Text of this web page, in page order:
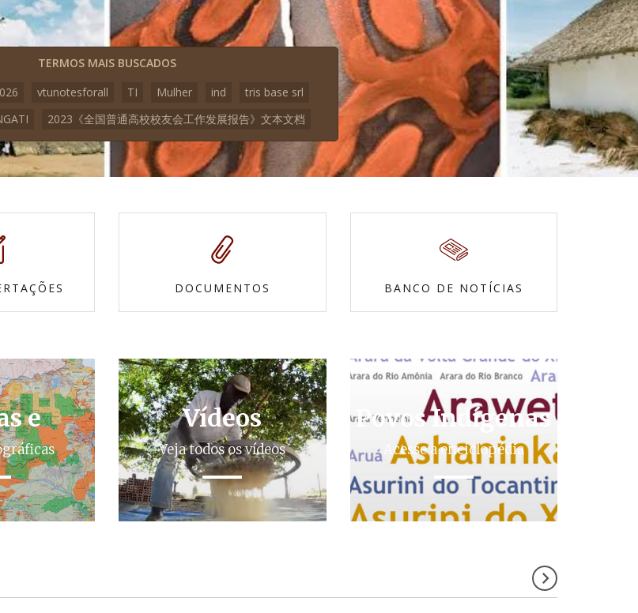
TERMOS MAIS BUSCADOS
vtunotesforall TI Mulher ind
tris base srl
2023《全国普通高校校友会工作发展报告》文本文档
DOCUMENTOS BANCO DE NOTÍCIAS
e Vídeos
Veja todos os vídeos
Povos Indígenas
Acesse a enciclopédia